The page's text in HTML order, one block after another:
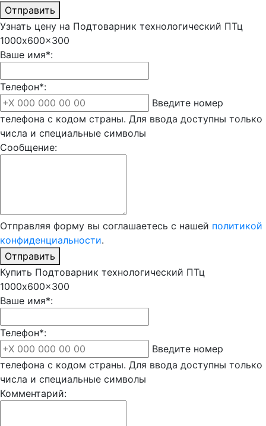
Отправить
Узнать цену на Подтоварник технологический ПТц
1000x600x300
Ваше имя*:
Телефон*:
Введите номер
телефона с кодом страны. Для ввода доступны только
числа и специальные символы
Сообщение:
Отправляя форму вы соглашаетесь с нашей политикой
конфиденциальности.
Отправить
Купить Подтоварник технологический ПТц
1000x600x300
Ваше имя*:
Телефон*:
Введите номер
телефона с кодом страны. Для ввода доступны только
числа и специальные символы
Комментарий: